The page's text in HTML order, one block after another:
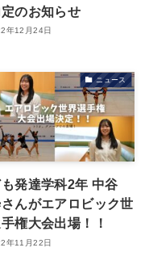
定のお知らせ
年12月24日
ニュース
発達学科2年 中谷
んがエアロビック世
権大会出場！！
年11月22日